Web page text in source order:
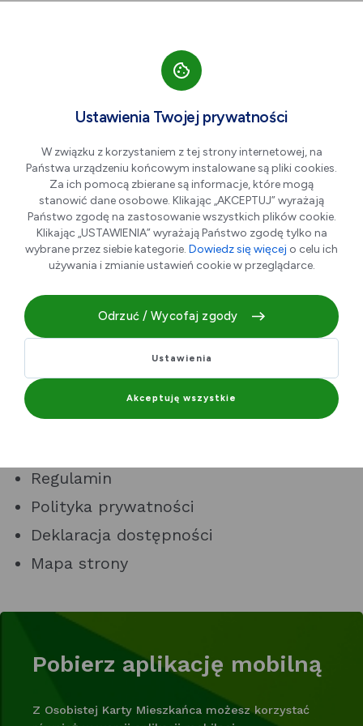
Mapa strony
Karta mieszkańca
Zostań partnerem
Aktualności
Wydarzenia
Partnerzy
Kontakt
Regulamin
Polityka prywatności
Deklaracja dostępności
Mapa strony
Pobierz aplikację mobilną
Z Osobistej Karty Mieszkańca możesz korzystać
Ustawienia Twojej prywatności
W związku z korzystaniem z tej strony internetowej, na
Państwa urządzeniu końcowym instalowane są pliki cookies.
Za ich pomocą zbierane są informacje, które mogą
stanowić dane osobowe. Klikając „AKCEPTUJ” wyrażają
Państwo zgodę na zastosowanie wszystkich plików cookie.
Klikając „USTAWIENIA” wyrażają Państwo zgodę tylko na
wybrane przez siebie kategorie. Dowiedz się więcej o celu ich
używania i zmianie ustawień cookie w przeglądarce.
Odrzuć / Wycofaj zgody
Ustawienia
Akceptuję wszystkie